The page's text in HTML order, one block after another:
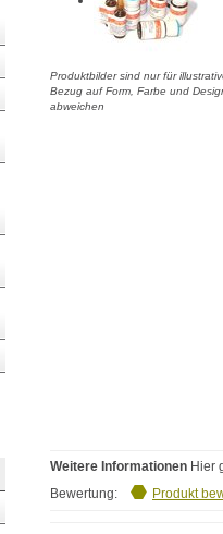
Produktbilder sind nur für
Bezug auf Form, Farbe und
abweichen
Weitere Informationen Hier
Bewertung:
Produkt